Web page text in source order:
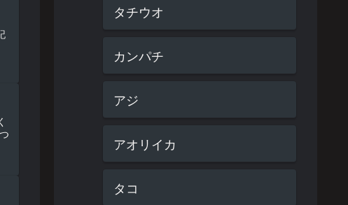
タチウオ
カンパチ
アジ
アオリイカ
タコ